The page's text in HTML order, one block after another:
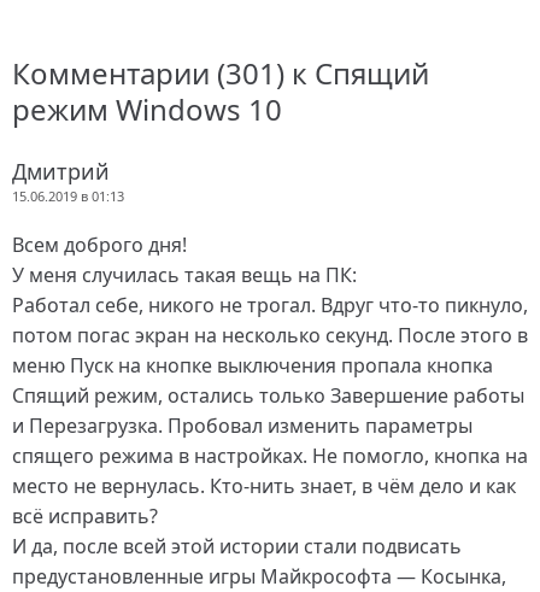
Комментарии (301) к Спящий
режим Windows 10
Дмитрий
15.06.2019 в 01:13
Всем доброго дня!
У меня случилась такая вещь на ПК:
Работал себе, никого не трогал. Вдруг что-то пикнуло,
потом погас экран на несколько секунд. После этого в
меню Пуск на кнопке выключения пропала кнопка
Спящий режим, остались только Завершение работы
и Перезагрузка. Пробовал изменить параметры
спящего режима в настройках. Не помогло, кнопка на
место не вернулась. Кто-нить знает, в чём дело и как
всё исправить?
И да, после всей этой истории стали подвисать
предустановленные игры Майкрософта — Косынка,